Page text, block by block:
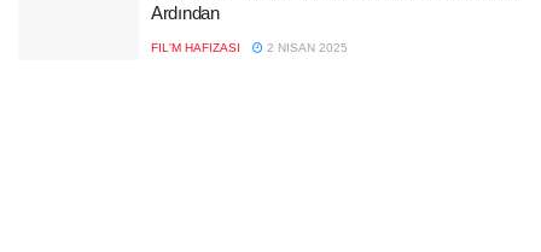
Ardından
FIL'M HAFIZASI 2 NISAN 2025